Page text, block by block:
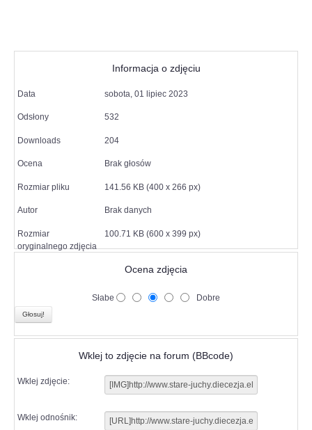
Informacja o zdjęciu
Data sobota, 01 lipiec 2023
Odsłony 532
Downloads 204
Ocena Brak głosów
Rozmiar pliku 141.56 KB (400 x 266 px)
Autor Brak danych
Rozmiar
oryginalnego zdjęcia
100.71 KB (600 x 399 px)
Ocena zdjęcia
Słabe Dobre
Wklej to zdjęcie na forum (BBcode)
Wklej zdjęcie:
Wklej odnośnik: